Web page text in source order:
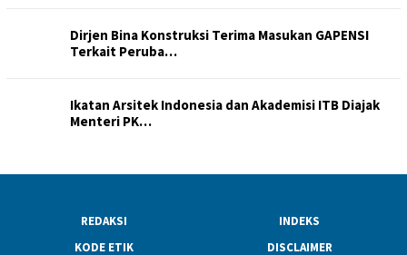
Dirjen Bina Konstruksi Terima Masukan GAPENSI
Terkait Peruba…
Ikatan Arsitek Indonesia dan Akademisi ITB Diajak
Menteri PK…
REDAKSI
INDEKS
KODE ETIK
DISCLAIMER